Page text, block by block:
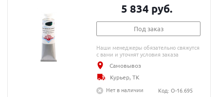
5 834 руб.
Под заказ
Наши менеджеры обязательно свяжутся
с вами и уточнят условия заказа
Самовывоз
Курьер, ТК
Нет в наличии
Код: O-16.695